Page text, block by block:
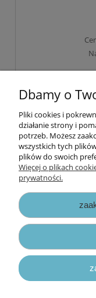
Dbamy o
Pliki cookies i
działanie strony i
potrzeb. Możesz
wszystkich tych
plików do swoich
Więcej o plikach
prywatności.